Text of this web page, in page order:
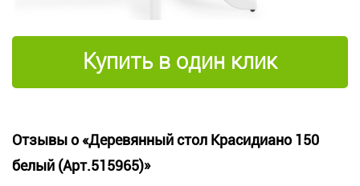
Купить в один клик
Отзывы о «Деревянный стол Красидиано 150
белый (Арт.515965)»